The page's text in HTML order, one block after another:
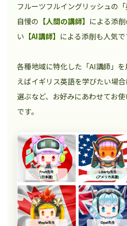
フルーツフルイングリッシュの「
自慢の 【人間の講師】 による添
い 【AI講師】 による添削も人気で
各種地域に特化した「AI講師」
えばイギリス英語を学びたい場
選ぶなど、お好みにあわせてお
です。